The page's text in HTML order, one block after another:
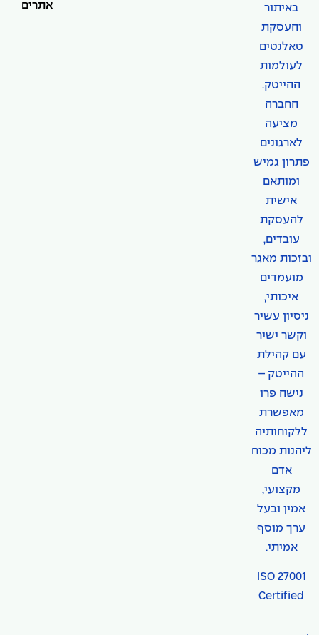
אתרים
באיתור
והעסקת
טאלנטים
לעולמות
ההייטק.
החברה
מציעה
לארגונים
פתרון גמיש
ומותאם
אישית
להעסקת
עובדים,
ובזכות מאגר
מועמדים
איכותי,
ניסיון עשיר
וקשר ישיר
עם קהילת
ההייטק –
נישה פרו
מאפשרת
ללקוחותיה
ליהנות מכוח
אדם
מקצועי,
אמין ובעל
ערך מוסף
אמיתי.
ISO 27001
Certified